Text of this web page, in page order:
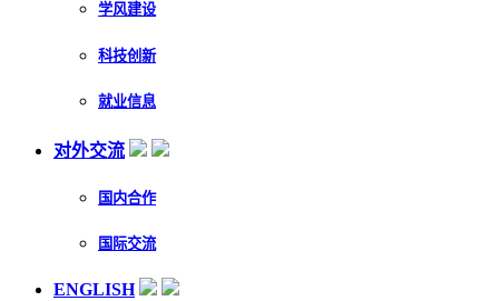
学风建设
科技创新
就业信息
对外交流
国内合作
国际交流
ENGLISH